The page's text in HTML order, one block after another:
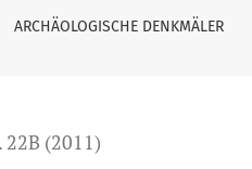
ARCHÄOLOGISCHE DENKMÄLER
22B (2011)